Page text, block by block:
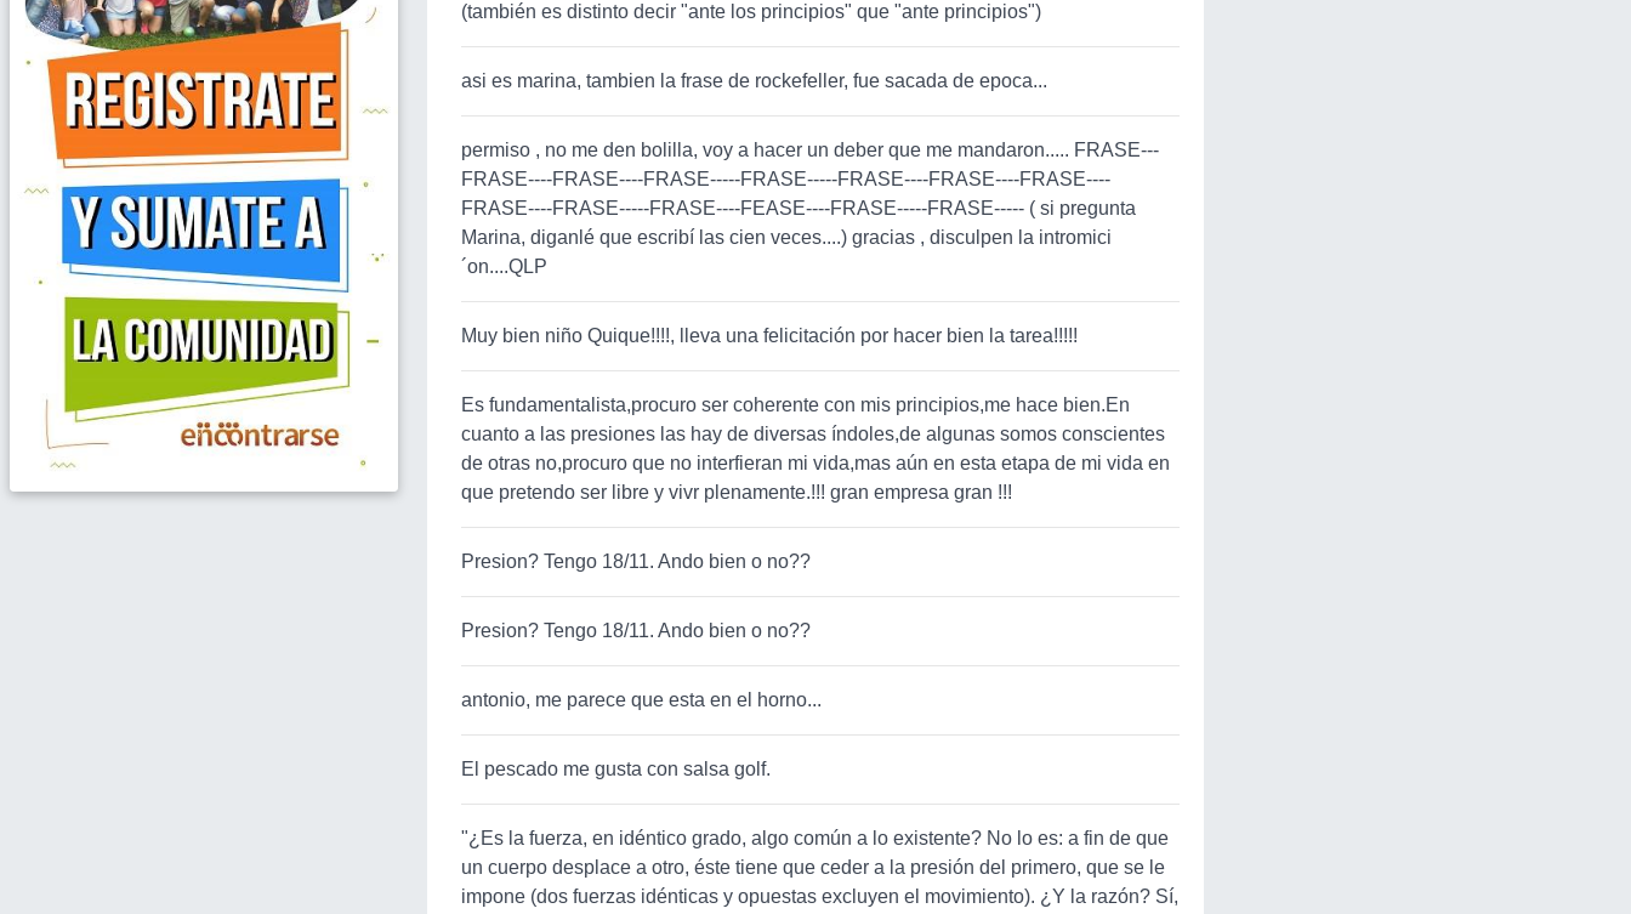
(también es distinto decir "ante los principios" que "ante principios")
asi es marina, tambien la frase de rockefeller, fue sacada de epoca...
permiso , no me den bolilla, voy a hacer un deber que me mandaron..... FRASE---
FRASE----FRASE----FRASE-----FRASE-----FRASE----FRASE----FRASE----
FRASE----FRASE-----FRASE----FEASE----FRASE-----FRASE----- ( si pregunta
Marina, diganlé que escribí las cien veces....) gracias , disculpen la intromici
´on....QLP
Muy bien niño Quique!!!!, lleva una felicitación por hacer bien la tarea!!!!!
Es fundamentalista,procuro ser coherente con mis principios,me hace bien.En
cuanto a las presiones las hay de diversas índoles,de algunas somos conscientes
de otras no,procuro que no interfieran mi vida,mas aún en esta etapa de mi vida en
que pretendo ser libre y vivr plenamente.!!! gran empresa gran !!!
Presion? Tengo 18/11. Ando bien o no??
Presion? Tengo 18/11. Ando bien o no??
antonio, me parece que esta en el horno...
El pescado me gusta con salsa golf.
"¿Es la fuerza, en idéntico grado, algo común a lo existente? No lo es: a fin de que
un cuerpo desplace a otro, éste tiene que ceder a la presión del primero, que se le
impone (dos fuerzas idénticas y opuestas excluyen el movimiento). ¿Y la razón? Sí,